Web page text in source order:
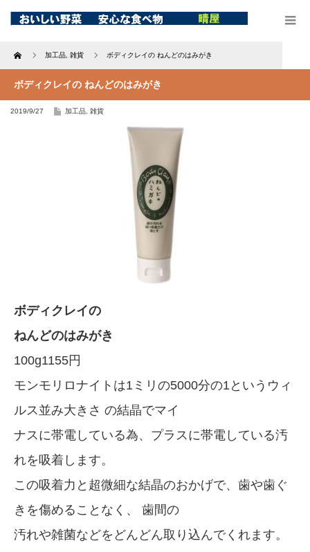
Home 加工品 雑貨 ボディクレイの ねんどのはみがき
ボディクレイの ねんどのはみがき
2019/9/27 加工品 雑貨
ボディクレイの
ねんどのはみがき
100g1155円
モンモリロナイトは1ミリの5000分の1というウィ
ルス並み大きさ の結晶でマイ
ナスに帯電している為、プラスに帯電している汚
れを吸着します。
この吸着力と超微細な結晶のおかげで、歯や歯ぐ
きを傷めることなく、 歯間の
汚れや雑菌などをどんどん取り込んでくれます。